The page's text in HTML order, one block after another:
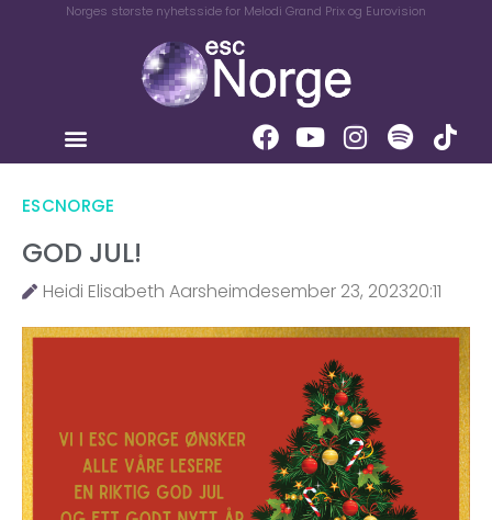
Norges største nyhetsside for Melodi Grand Prix og Eurovision
ESCNORGE
GOD JUL!
Heidi Elisabeth Aarsheimdesember 23, 202320:11